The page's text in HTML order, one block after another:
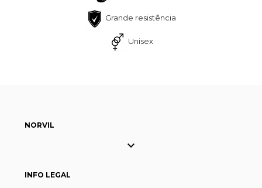
Grande resistência
Unisex
NORVIL

INFO LEGAL